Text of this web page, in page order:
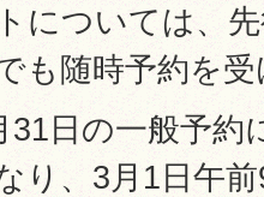
については、
も随時予約を
日の一般予約
り、3月1日午